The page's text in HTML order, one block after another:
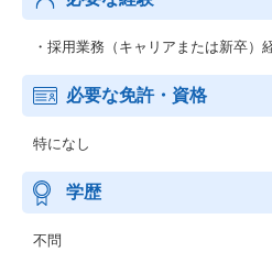
・採用業務（キャリアまたは新卒
必要な免許・資格
特になし
学歴
不問